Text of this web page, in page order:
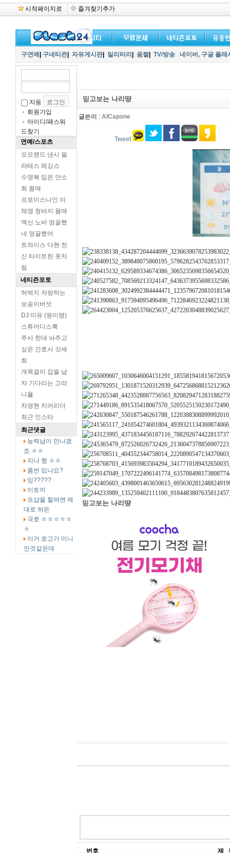
시작페이지로 즐겨찾기추가
구연예 구네티즌 자유게시판| 밀리터리 움짤| TV/방송 네이버, 구글 플
자동
회원가입
아이디/패스워
드찾기
연예/스포츠
모모랜드 낸시 필
라테스 레깅스
수영복 입은 안소
희 몸매
프로미스나인 이
채영 청바지 몸매
엑신 노바 영끌했
네 영끌했어
트와이스 다현 전
신 타이트한 옷차
림
네티즌포토
허벅지 자랑하는
보송이버섯
DJ 미유 (원미령)
스튜어디스룩
주사 한대 놔주고
싶은 간호사 갓세
희
개목걸이 잡을 남
자 기다리는 고라
니율
차영현 치어리더
최근 인스타
최근댓글
능력남이 만나겠
죠 ㅎㅎ
지나 짱 ㅎㅎ
품번 있나요?
잉?????
이토끼
포샵을 할려면 제
대로 하든
극호 ㅎㅎㅎㅎㅎ
ㅎ
이거 로고가 미니
인것같은데
믿고보는 나리땽
글쓴이 : AlCapone
Tweet
믿고보는 나리땽
번호 제